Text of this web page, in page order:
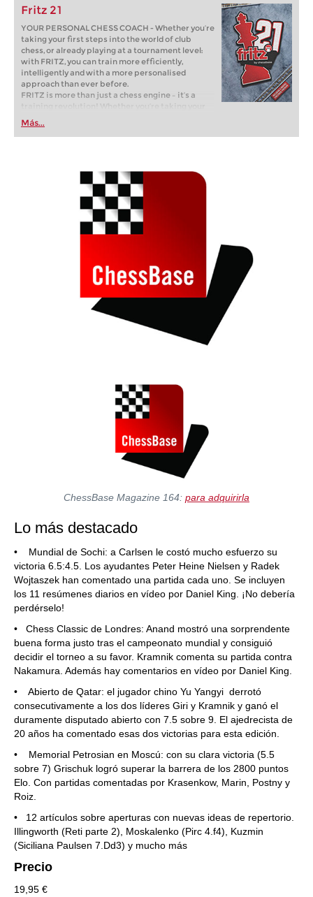
Fritz 21
YOUR PERSONAL CHESS COACH - Whether you’re
taking your first steps into the world of club
chess, or already playing at a tournament level:
with FRITZ, you can train more efficiently,
intelligently and with a more personalised
approach than ever before.
FRITZ is more than just a chess engine – it’s a
training revolution! Whether you’re taking your
first steps into the world of club chess, or already
playing at a tournament level: with FRITZ, you can
train more efficiently, intelligently and with a
Más...
ChessBase Magazine 164: para adquirirla
Lo más destacado
• Mundial de Sochi: a Carlsen le costó mucho esfuerzo su
victoria 6.5:4.5. Los ayudantes Peter Heine Nielsen y Radek
Wojtaszek han comentado una partida cada uno. Se incluyen
los 11 resúmenes diarios en vídeo por Daniel King. ¡No debería
perdérselo!
• Chess Classic de Londres: Anand mostró una sorprendente
buena forma justo tras el campeonato mundial y consiguió
decidir el torneo a su favor. Kramnik comenta su partida contra
Nakamura. Además hay comentarios en vídeo por Daniel King.
• Abierto de Qatar: el jugador chino Yu Yangyi derrotó
consecutivamente a los dos líderes Giri y Kramnik y ganó el
duramente disputado abierto con 7.5 sobre 9. El ajedrecista de
20 años ha comentado esas dos victorias para esta edición.
• Memorial Petrosian en Moscú: con su clara victoria (5.5
sobre 7) Grischuk logró superar la barrera de los 2800 puntos
Elo. Con partidas comentadas por Krasenkow, Marin, Postny y
Roiz.
• 12 artículos sobre aperturas con nuevas ideas de repertorio.
Illingworth (Reti parte 2), Moskalenko (Pirc 4.f4), Kuzmin
(Siciliana Paulsen 7.Dd3) y mucho más
Precio
19,95 €